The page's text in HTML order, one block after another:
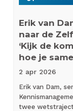
Erik van
naar de
‘Kijk de
hoe je
2 apr 2026
Erik van Dam,
twee